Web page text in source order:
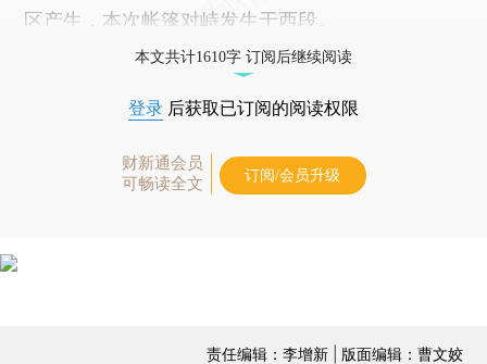
区产生，本次帐篷对峙发生于西段。
本文共计1610字 订阅后继续阅读
登录 后获取已订阅的阅读权限
财新通会员
可畅读全文
订阅/会员升级
责任编辑：李增新 | 版面编辑：曹文姣